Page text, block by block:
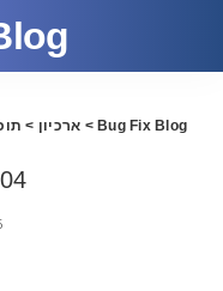
Bug Fix Blog
> ארכיון >
6